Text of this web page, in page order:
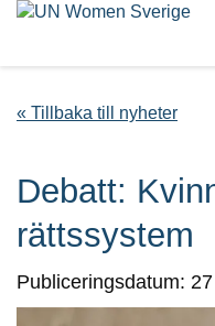
« Tillbaka till nyheter
Debatt:
rättssystem
Publiceringsdatum: